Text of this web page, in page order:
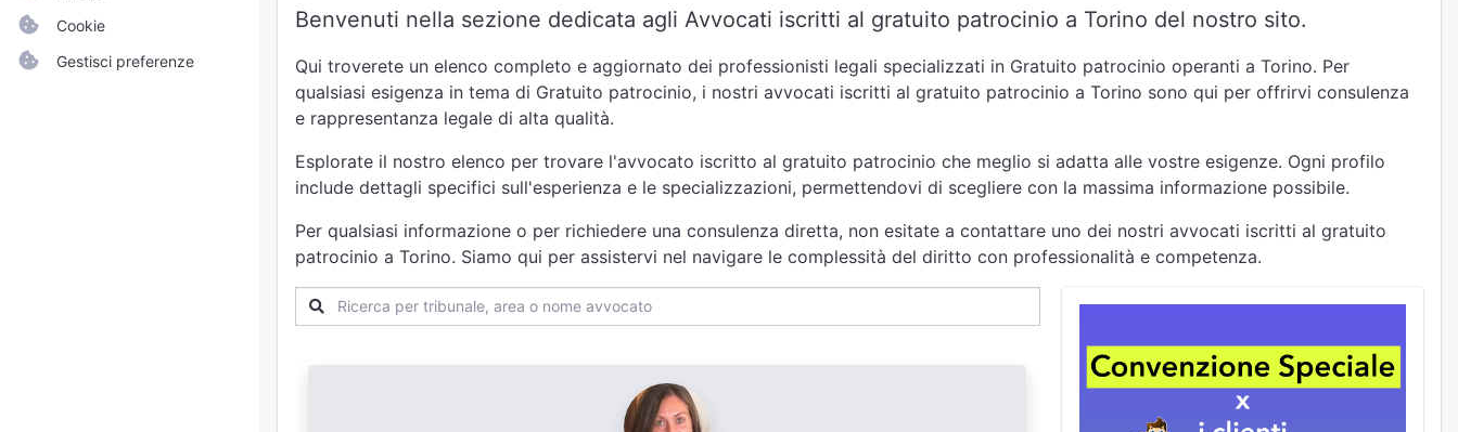
Cookie
Gestisci preferenze
Benvenuti nella sezione dedicata agli Avvocati iscritti al gratuito patrocinio a Torino del nostro sito.
Qui troverete un elenco completo e aggiornato dei professionisti legali specializzati in Gratuito patrocinio operanti a Torino. Per
qualsiasi esigenza in tema di Gratuito patrocinio, i nostri avvocati iscritti al gratuito patrocinio a Torino sono qui per offrirvi consulenza
e rappresentanza legale di alta qualità.
Esplorate il nostro elenco per trovare l'avvocato iscritto al gratuito patrocinio che meglio si adatta alle vostre esigenze. Ogni profilo
include dettagli specifici sull'esperienza e le specializzazioni, permettendovi di scegliere con la massima informazione possibile.
Per qualsiasi informazione o per richiedere una consulenza diretta, non esitate a contattare uno dei nostri avvocati iscritti al gratuito
patrocinio a Torino. Siamo qui per assistervi nel navigare le complessità del diritto con professionalità e competenza.